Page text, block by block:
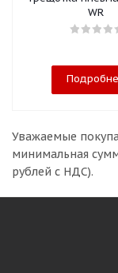
WR
Уважаемые
минимальная
рублей с НДС).